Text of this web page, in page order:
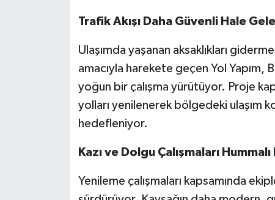
Trafik Akışı Daha Güvenli Hale
Ulaşımda yaşanan aksaklıkları
amacıyla harekete geçen Yol Yapım,
yoğun bir çalışma yürütüyor. Proje
yolları yenilenerek bölgedeki ulaşım
hedefleniyor.
Kazı ve Dolgu Çalışmaları
Yenileme çalışmaları kapsamında